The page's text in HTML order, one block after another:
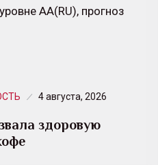
АА(RU), прогноз
4 августа, 2026
здоровую